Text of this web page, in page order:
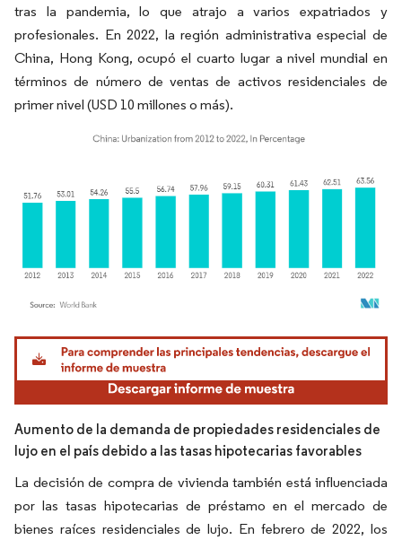
tras la pandemia, lo que atrajo a varios expatriados y
profesionales. En 2022, la región administrativa especial de
China, Hong Kong, ocupó el cuarto lugar a nivel mundial en
términos de número de ventas de activos residenciales de
primer nivel (USD 10 millones o más).
Imagen © Mordor Intelligence. El uso requiere atribución según CC BY 4.0.
Aumento de la demanda de propiedades residenciales de
lujo en el país debido a las tasas hipotecarias favorables
La decisión de compra de vivienda también está influenciada
por las tasas hipotecarias de préstamo en el mercado de
bienes raíces residenciales de lujo. En febrero de 2022, los